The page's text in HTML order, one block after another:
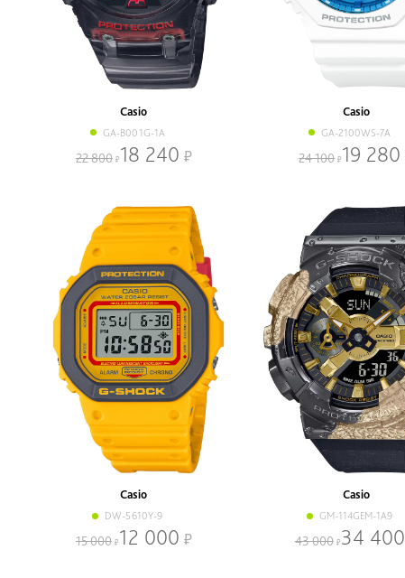
Casio
GA-B001G-1A
22 800 18 240
Casio
GA-2100WS-7A
24 100 19 280
Casio
DW-5610Y-9
15 000 12 000
Casio
GM-114GEM-1A9
43 000 34 400